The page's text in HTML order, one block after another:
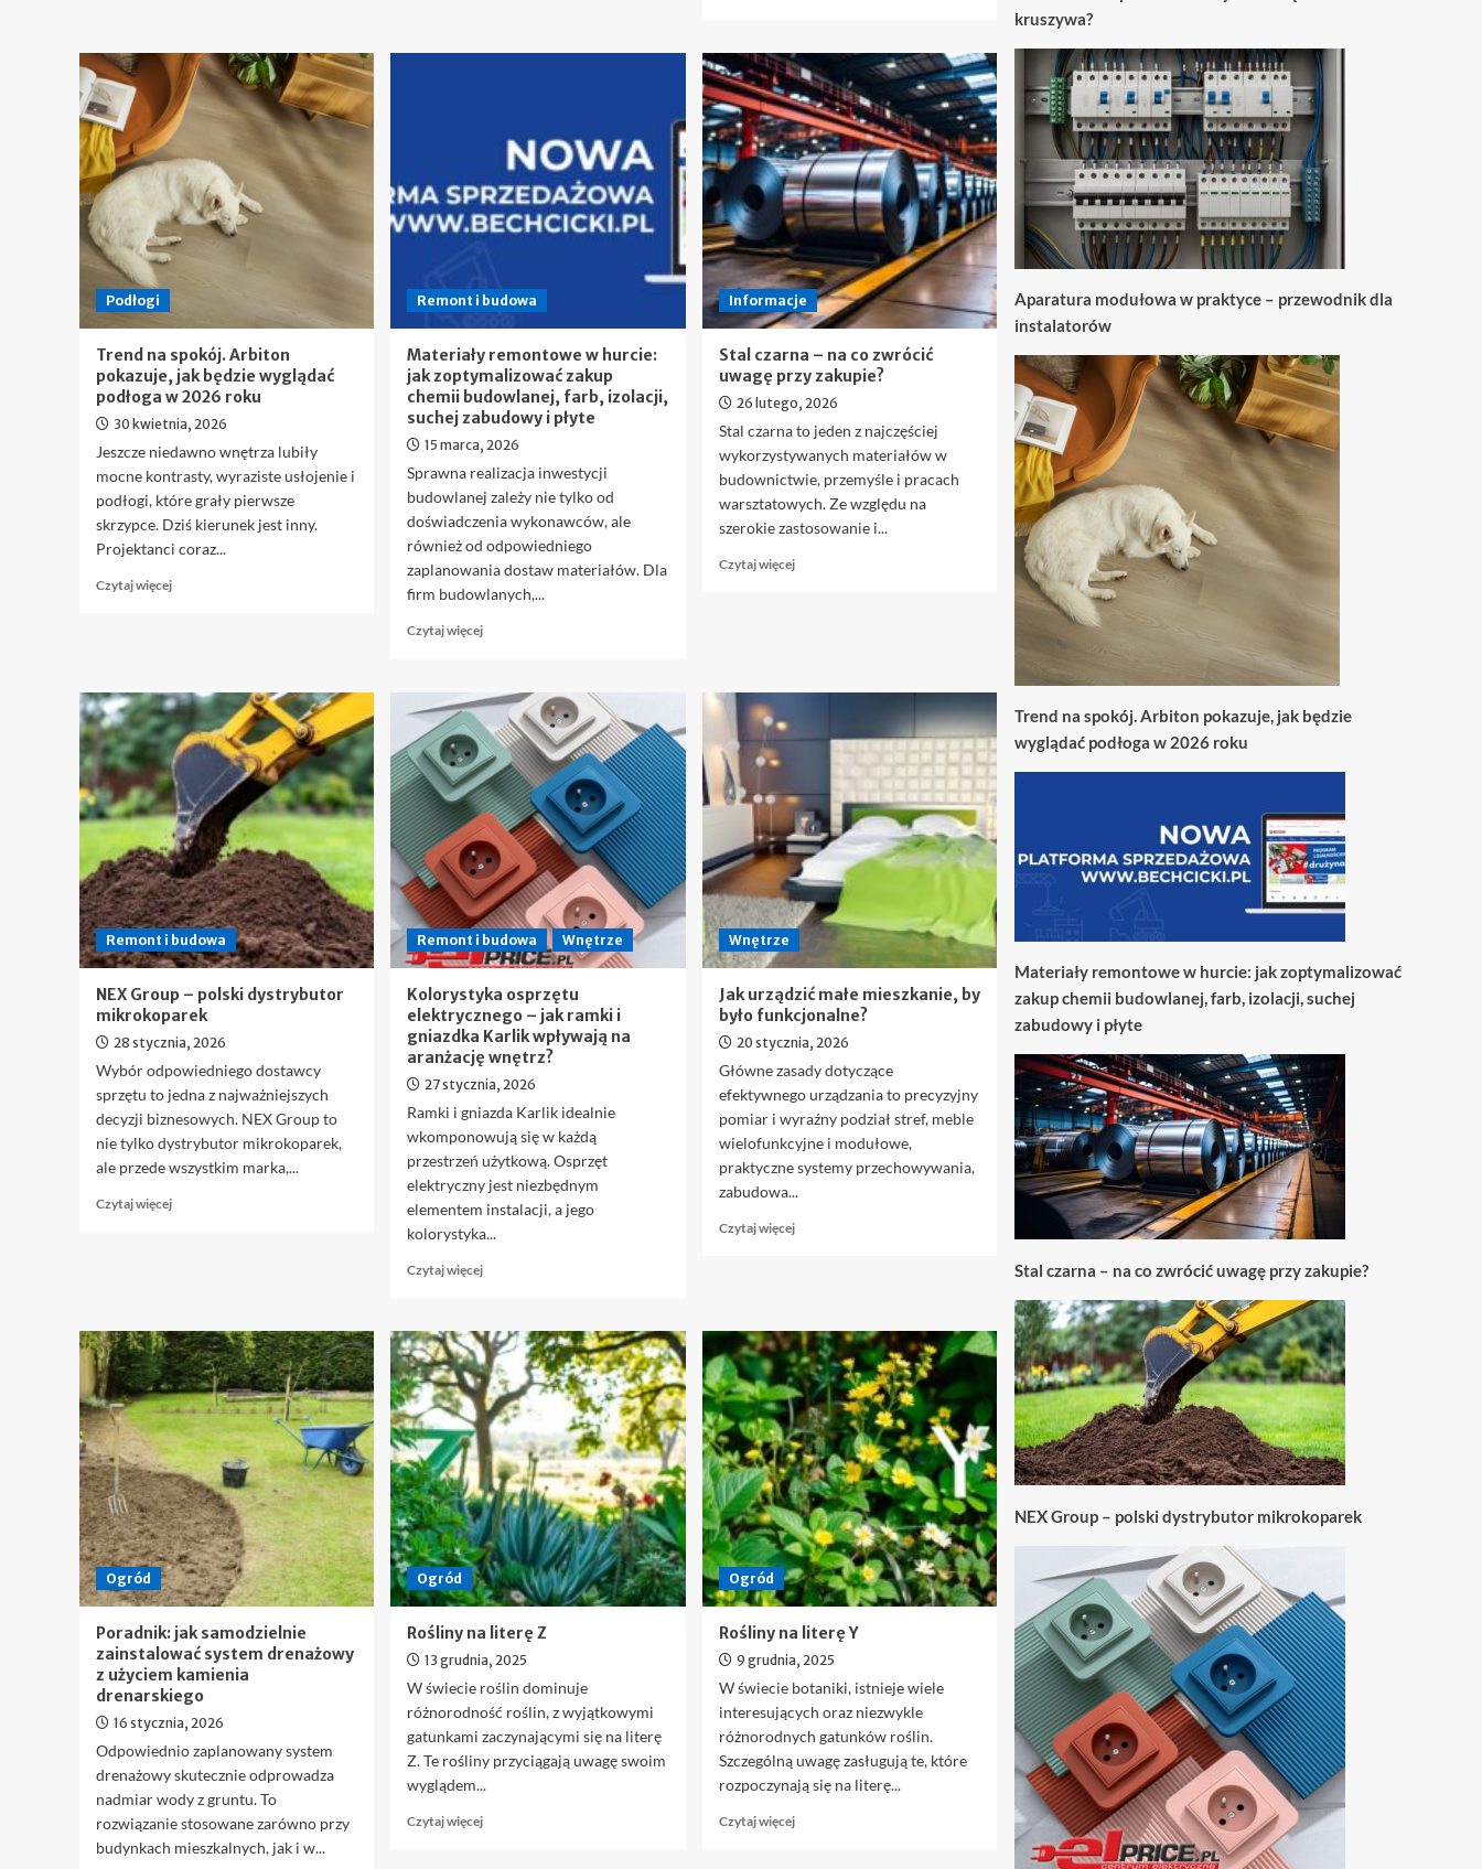
wykonawca
a
podwykonawcy
–
jak
wygląda
koordynacja
prac
na
budowie?
kruszywa?
o
Aparatura
modułowa
w
praktyce
–
przewodnik
dla
instalatorów
Podłogi
Trend na spokój. Arbiton
pokazuje, jak będzie wyglądać
podłoga w 2026 roku
30 kwietnia, 2026
Jeszcze niedawno wnętrza lubiły
mocne kontrasty, wyraziste usłojenie i
podłogi, które grały pierwsze
skrzypce. Dziś kierunek jest inny.
Projektanci coraz...
Czytaj więcejDowiedz
spokój.
Arbiton
pokazuje,
jak
będzie
wyglądać
podłoga
w
2026
roku
Remont i budowa
Materiały remontowe w hurcie:
jak zoptymalizować zakup
chemii budowlanej, farb, izolacji,
suchej zabudowy i płyte
15 marca, 2026
Sprawna realizacja inwestycji
budowlanej zależy nie tylko od
doświadczenia wykonawców, ale
również od odpowiedniego
zaplanowania dostaw materiałów. Dla
firm budowlanych,...
Czytaj więcejDowiedz
Materiały
remontowe
w
hurcie:
jak
zoptymalizować
zakup
chemii
budowlanej,
farb,
izolacji,
suchej
zabudowy
i
płyte
Informacje
Stal czarna – na co zwrócić
uwagę przy zakupie?
26 lutego, 2026
Stal czarna to jeden z najczęściej
wykorzystywanych materiałów w
budownictwie, przemyśle i pracach
warsztatowych. Ze względu na
szerokie zastosowanie i...
Czytaj więcejDowiedz
zwrócić
przy
zakupie?
Remont i budowa
NEX Group – polski dystrybutor
mikrokoparek
28 stycznia, 2026
Wybór odpowiedniego dostawcy
sprzętu to jedna z najważniejszych
decyzji biznesowych. NEX Group to
nie tylko dystrybutor mikrokoparek,
ale przede wszystkim marka,...
Czytaj więcejDowiedz
polski
dystrybutor
mikrokoparek
Remont i budowa Wnętrze
Kolorystyka osprzętu
elektrycznego – jak ramki i
gniazdka Karlik wpływają na
aranżację wnętrz?
27 stycznia, 2026
Ramki i gniazda Karlik idealnie
wkomponowują się w każdą
przestrzeń użytkową. Osprzęt
elektryczny jest niezbędnym
elementem instalacji, a jego
kolorystyka...
Czytaj więcejDowiedz
o
Kolorystyka
osprzętu
elektrycznego
–
jak
ramki
i
gniazdka
Karlik
wpływają
na
aranżację
wnętrz?
Wnętrze
Jak urządzić małe mieszkanie, by
było funkcjonalne?
20 stycznia, 2026
Główne zasady dotyczące
efektywnego urządzania to precyzyjny
pomiar i wyraźny podział stref, meble
wielofunkcyjne i modułowe,
praktyczne systemy przechowywania,
zabudowa...
Czytaj więcejDowiedz
urządzić
małe
mieszkanie,
by
było
funkcjonalne?
Ogród
Poradnik: jak samodzielnie
zainstalować system drenażowy
z użyciem kamienia
drenarskiego
16 stycznia, 2026
Odpowiednio zaplanowany system
drenażowy skutecznie odprowadza
nadmiar wody z gruntu. To
rozwiązanie stosowane zarówno przy
budynkach mieszkalnych, jak i w...
Ogród
Rośliny na literę Z
13 grudnia, 2025
W świecie roślin dominuje
różnorodność roślin, z wyjątkowymi
gatunkami zaczynającymi się na literę
Z. Te rośliny przyciągają uwagę swoim
wyglądem...
Czytaj więcejDowiedz
Ogród
Rośliny na literę Y
9 grudnia, 2025
W świecie botaniki, istnieje wiele
interesujących oraz niezwykle
różnorodnych gatunków roślin.
Szczególną uwagę zasługują te, które
rozpoczynają się na literę...
Czytaj więcejDowiedz
kruszywa?
Aparatura modułowa w praktyce – przewodnik dla
instalatorów
Trend na spokój. Arbiton pokazuje, jak będzie
wyglądać podłoga w 2026 roku
Materiały remontowe w hurcie: jak zoptymalizować
zakup chemii budowlanej, farb, izolacji, suchej
zabudowy i płyte
Stal czarna – na co zwrócić uwagę przy zakupie?
NEX Group – polski dystrybutor mikrokoparek